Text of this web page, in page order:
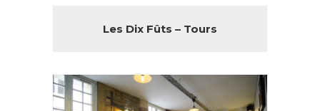
Les Dix Fûts – Tours